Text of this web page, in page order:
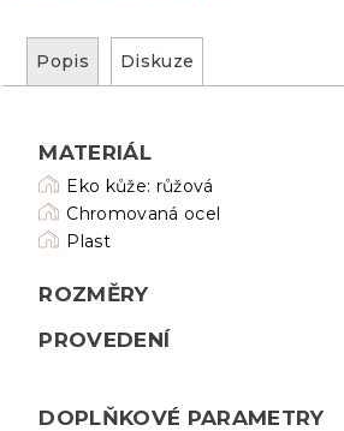
Popis Diskuze
MATERIÁL
Eko kůže: růžová
Chromovaná ocel
Plast
ROZMĚRY
PROVEDENÍ
DOPLŇKOVÉ PARAMETRY